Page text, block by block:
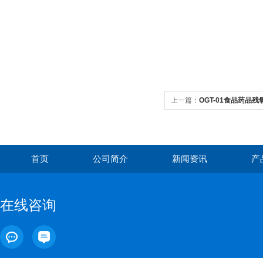
上一篇： OGT-01食品药品残
首页 公司简介 新闻资讯 产
在线咨询